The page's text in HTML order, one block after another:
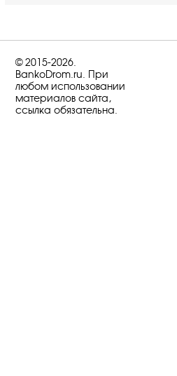
© 2015-2026.
BankoDrom.ru. При
любом использовании
материалов сайта,
ссылка обязательна.